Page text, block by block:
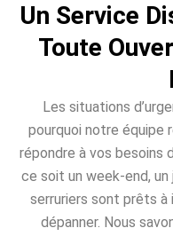
Un Service
Toute
Les situations
pourquoi notre équipe
répondre à vos besoins
ce soit un week-end,
serruriers sont prêts à
dépanner. Nous